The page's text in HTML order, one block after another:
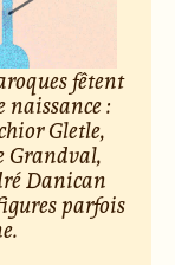
fêtent
naissance :
Gletle,
Grandval,
Danican
parfois